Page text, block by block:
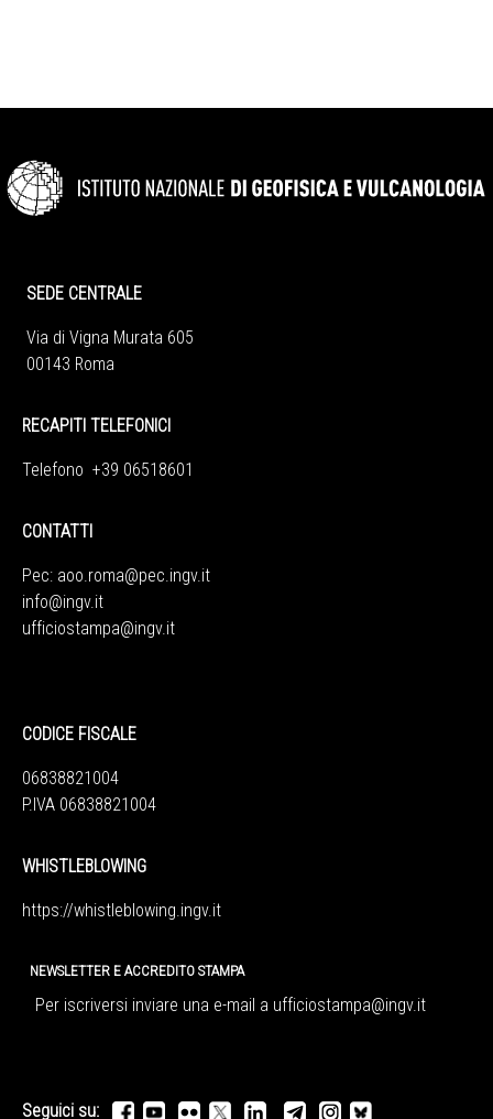
SEDE CENTRALE
Via di Vigna Murata 605
00143 Roma
RECAPITI TELEFONICI
Telefono +39 06518601
CONTATTI
Pec: aoo.roma@pec.ingv.it
info@ingv.it
ufficiostampa@ingv.it
CODICE FISCALE
06838821004
P.IVA 06838821004
WHISTLEBLOWING
https://whistleblowing.ingv. it
NEWSLETTER E ACCREDITO STAMPA
Per iscriversi inviare una e-mail a ufficiostampa@ingv.it
Seguici su: